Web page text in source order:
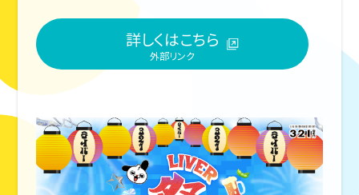
のひとときをお過ごしください。
詳しくはこちら